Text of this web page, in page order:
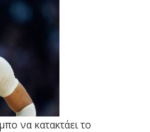
να κατακτάει το